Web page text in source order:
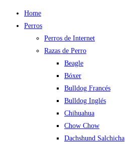
Home
Perros
Perros de Internet
Razas de Perro
Beagle
Bóxer
Bulldog Francés
Bulldog Inglés
Chihuahua
Chow Chow
Dachshund Salchicha